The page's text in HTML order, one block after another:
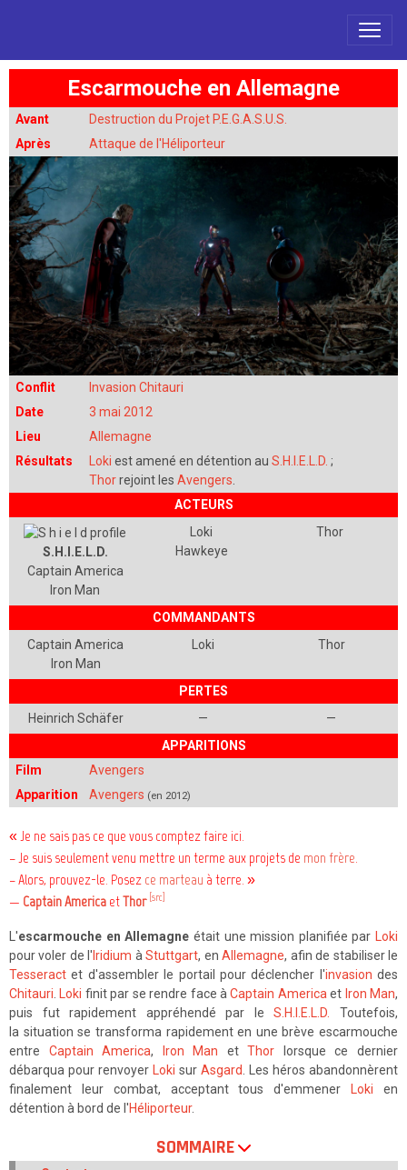
Escarmouche en Allemagne
Avant
Destruction du Projet P.E.G.A.S.U.S.
Après
Attaque de l'Héliporteur
Conflit
Invasion Chitauri
Date
3 mai 2012
Lieu
Allemagne
Résultats
Loki est amené en détention au S.H.I.E.L.D. ;
Thorrejoint les Avengers
ACTEURS
S.H.I.E.L.D.
Captain America
Iron Man
Loki
Hawkeye
Thor
COMMANDANTS
Captain America
Iron Man
Loki Thor
PERTES
Heinrich Schäfer
—
—
APPARITIONS
Film
Avengers
Apparition
Avengers (en 2012)
« Je ne sais pas ce que vous comptez faire ici.
– Je suis seulement venu mettre un terme aux projets de mon frère.
– Alors, prouvez-le. Posez ce marteau à terre. »
— Captain America etThor [src]
L'escarmouche en Allemagne était une mission planifiée par
Loki
pour voler de l' Iridium àStuttgart, enAllemagne, afin de stabiliser le
Tesseract et d'assembler le portail pour déclencher l'invasion des
Chitauri
Loki finit par se rendre face àCaptain America et Iron Man,
puis fut rapidement appréhendé par leS.H.I.E.L.D.
Toutefois,
la situation se transforma rapidement en une brève escarmouche
entre Captain America, Iron Man etThor lorsque ce dernier
débarqua pour renvoyer
Loki sur Asgard
. Les héros abandonnèrent
finalement leur combat, acceptant tous d'emmener
Loki en
détention à bord de l'Héliporteur.
SOMMAIRE